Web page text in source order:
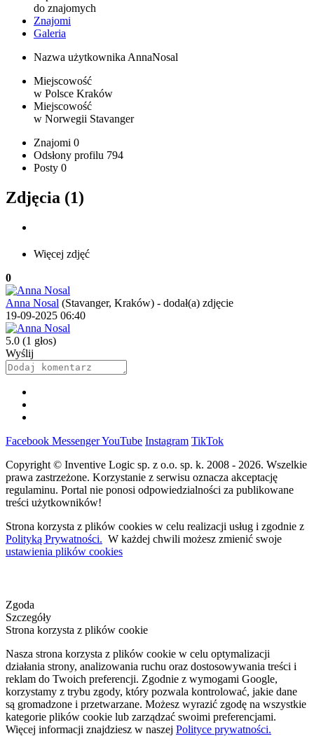
do znajomych
Znajomi
Galeria
Nazwa użytkownika AnnaNosal
Miejscowość
w Polsce Kraków
Miejscowość
w Norwegii Stavanger
Znajomi 0
Odsłony profilu 794
Posty 0
Zdjęcia (1)
Więcej zdjęć
0
Anna Nosal (Stavanger, Kraków) - dodał(a) zdjęcie
19-09-2025 06:40
5.0 (1 głos)
Wyślij
Facebook MessengerYouTube Instagram TikTok
Copyright © Inventive Logic sp. z o.o. sp. k. 2008 - 2026. Wszelkie
prawa zastrzeżone. Korzystanie z serwisu oznacza akceptację
regulaminu. Portal nie ponosi odpowiedzialności za publikowane
treści użytkowników!
Strona korzysta z plików cookies w celu realizacji usług i zgodnie z
Polityką Prywatności. W każdej chwili możesz zmienić swoje
ustawienia plików cookies
Zgoda
Szczegóły
Strona korzysta z plików cookie
Nasza strona korzysta z plików cookie w celu optymalizacji
działania strony, analizowania ruchu oraz dostosowywania treści i
reklam do Twoich preferencji. Zgodnie z wymogami Google,
korzystamy z trybu zgody, który pozwala kontrolować, jakie dane
są gromadzone i przetwarzane. Możesz wyrazić zgodę na wszystkie
kategorie plików cookie lub zarządzać swoimi preferencjami.
Więcej informacji znajdziesz w naszej Polityce prywatności.